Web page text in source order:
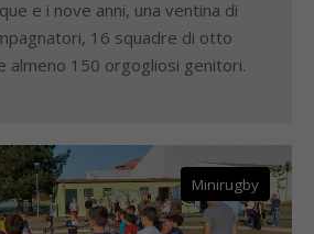
e i nove anni, una ventina di
16 squadre di otto
almeno 150 orgogliosi genitori.
Minirugby